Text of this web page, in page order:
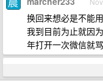
换回来想必是不能
我到目前为止就因
年打开一次微信就